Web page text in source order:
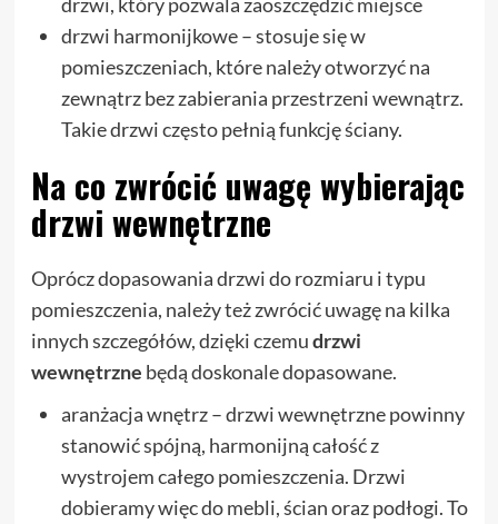
drzwi harmonijkowe – stosuje się w
pomieszczeniach, które należy otworzyć na
zewnątrz bez zabierania przestrzeni wewnątrz.
Takie drzwi często pełnią funkcję ściany.
Na co zwrócić uwagę wybierając
drzwi wewnętrzne
Oprócz dopasowania drzwi do rozmiaru i typu
pomieszczenia, należy też zwrócić uwagę na kilka
innych szczegółów, dzięki czemudrzwi
wewnętrzne będą doskonale dopasowane.
aranżacja wnętrz – drzwi wewnętrzne powinny
stanowić spójną, harmonijną całość z
wystrojem całego pomieszczenia. Drzwi
dobieramy więc do mebli, ścian oraz podłogi. To